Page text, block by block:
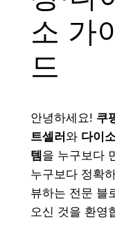
소 가
드
안녕하세요! 쿠
트셀러 와 다이
템 을 누구보다
누구보다 정확
뷰하는 전문 블
오신 것을 환영